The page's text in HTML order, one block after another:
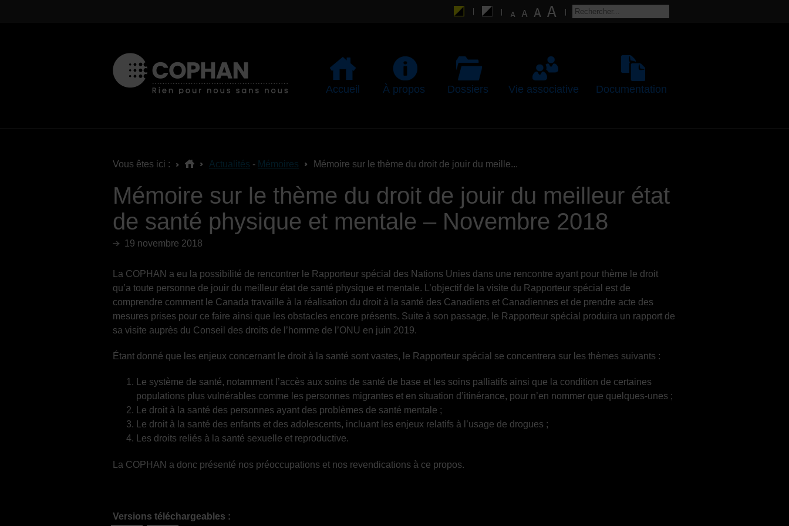
Accueil À propos Dossiers Vie associative Documentation
Vous êtes ici : Actualités - Mémoires Mémoire sur le thème du droit de jouir du meille...
Mémoire sur le thème du droit de jouir du meilleur état
de santé physique et mentale – Novembre 2018
19 novembre 2018
La COPHAN a eu la possibilité de rencontrer le Rapporteur spécial des Nations Unies dans une rencontre ayant pour thème le droit
qu’a toute personne de jouir du meilleur état de santé physique et mentale. L’objectif de la visite du Rapporteur spécial est de
comprendre comment le Canada travaille à la réalisation du droit à la santé des Canadiens et Canadiennes et de prendre acte des
mesures prises pour ce faire ainsi que les obstacles encore présents. Suite à son passage, le Rapporteur spécial produira un rapport de
sa visite auprès du Conseil des droits de l’homme de l’ONU en juin 2019.
Étant donné que les enjeux concernant le droit à la santé sont vastes, le Rapporteur spécial se concentrera sur les thèmes suivants :
Le système de santé, notamment l’accès aux soins de santé de base et les soins palliatifs ainsi que la condition de certaines
populations plus vulnérables comme les personnes migrantes et en situation d’itinérance, pour n’en nommer que quelques-unes ;
Le droit à la santé des personnes ayant des problèmes de santé mentale ;
Le droit à la santé des enfants et des adolescents, incluant les enjeux relatifs à l’usage de drogues ;
Les droits reliés à la santé sexuelle et reproductive.
La COPHAN a donc présenté nos préoccupations et nos revendications à ce propos.
Versions téléchargeables :